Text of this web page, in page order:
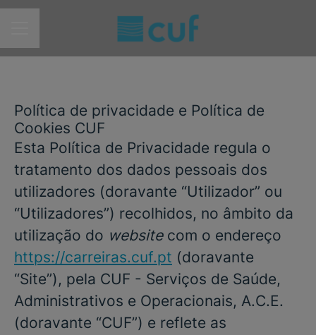
MENU DE CARREIRAS
Política de privacidade e Política de
Cookies CUF
Esta Política de Privacidade regula o
tratamento dos dados pessoais dos
utilizadores (doravante “Utilizador” ou
“Utilizadores”) recolhidos, no âmbito da
utilização do website com o endereço
https://carreiras.cuf.pt (doravante
“Site”), pela CUF - Serviços de Saúde,
Administrativos e Operacionais, A.C.E.
(doravante “CUF”) e reflete as